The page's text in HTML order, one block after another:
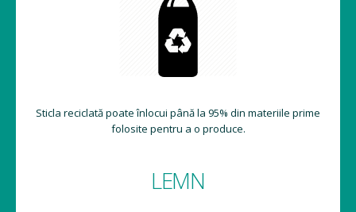
Sticla reciclată poate înlocui până la 95% din materiile prime
folosite pentru a o produce.
LEMN